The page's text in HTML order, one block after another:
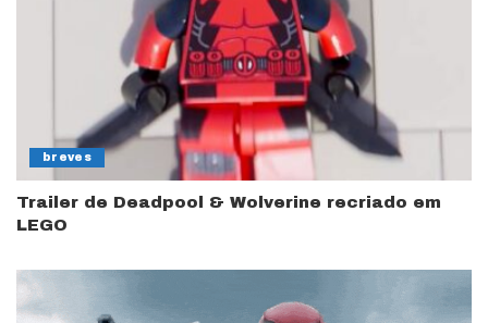
breves
Trailer de Deadpool & Wolverine recriado em
LEGO